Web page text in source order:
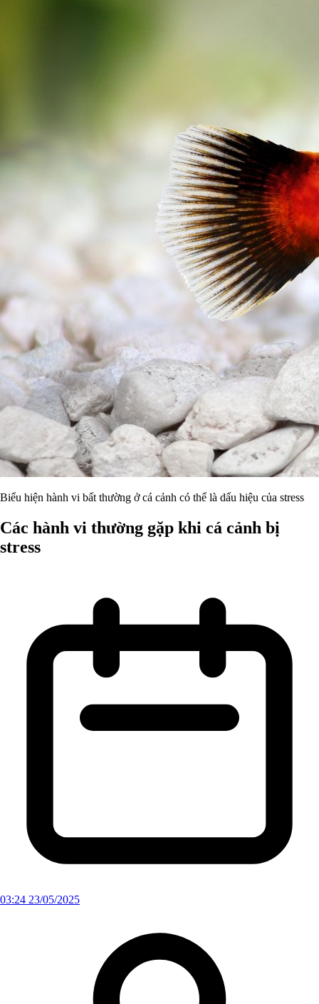
Biểu hiện hành vi bất thường ở cá cảnh có thể là dấu hiệu của stress
Các hành vi thường gặp khi cá cảnh bị
stress
03:24 23/05/2025